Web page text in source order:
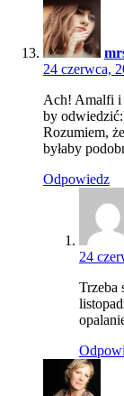
24 czerwca,
Ach! Amalfi i
by
Rozumiem,
byłaby
Odpowiedz
24
Trzeba